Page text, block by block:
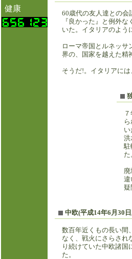
健康
60歳代の友人達との会
『良かった』と例外
いた。イタリ
ローマ帝国とルネッサ
界の、国家を越えた精
そうだ!。イタリアに
洪
駐
違
疑
中欧(平成14年6月30
数百年近くもの長い間
なく、戦火にさらされ
り続けていた中欧諸国